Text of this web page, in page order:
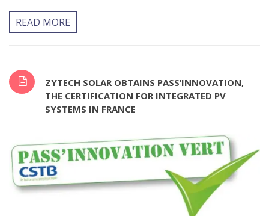
READ MORE
ZYTECH SOLAR OBTAINS PASS’INNOVATION,
THE CERTIFICATION FOR INTEGRATED PV
SYSTEMS IN FRANCE